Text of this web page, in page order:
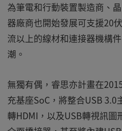
為筆電和行動裝置製造商、
器廠商也開始發展可支援20
流以上的線材和連接器機構
潮。
無獨有偶，睿思亦計畫在
充基座SoC，將整合USB 3.0
轉HDMI，以及USB轉視訊圖